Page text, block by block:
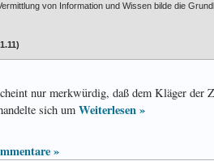
von Information und Wissen bilde die
nur merkwürdig, daß dem Kläger
sich um Weiterlesen »
»